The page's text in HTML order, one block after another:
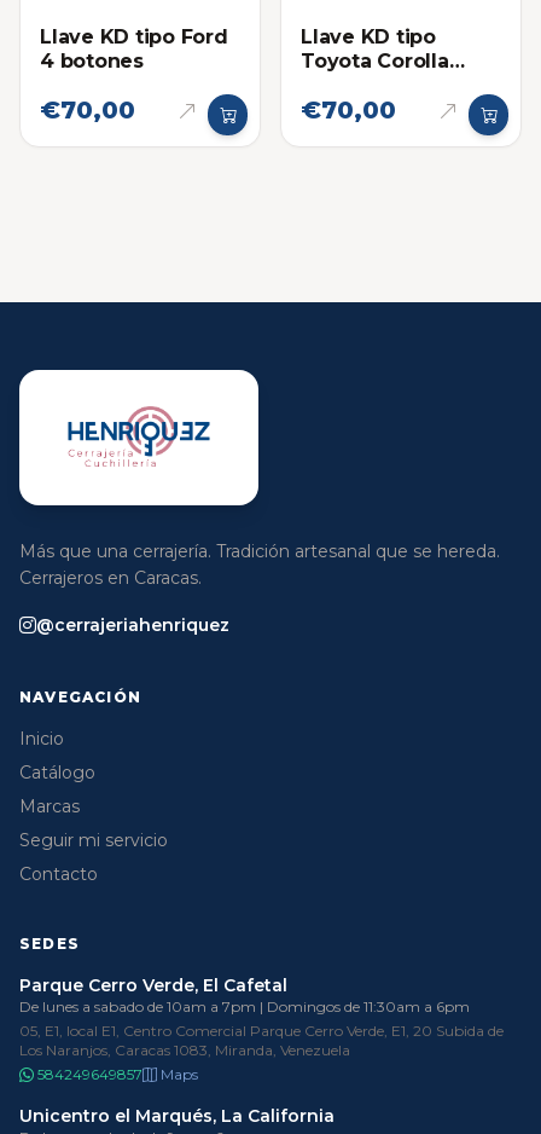
Llave KD tipo Ford
4 botones
€70,00
Llave KD tipo
Toyota Corolla
€70,00
Más que una cerrajería. Tradición artesanal que se hereda.
Cerrajeros en Caracas.
@cerrajeriahenriquez
NAVEGACIÓN
Inicio
Catálogo
Marcas
Seguir mi servicio
Contacto
SEDES
Parque Cerro Verde, El Cafetal
De lunes a sabado de 10am a 7pm | Domingos de 11:30am a 6pm
05, E1, local E1, Centro Comercial Parque Cerro Verde, E1, 20 Subida de
Los Naranjos, Caracas 1083, Miranda, Venezuela
584249649857
Maps
Unicentro el Marqués, La California